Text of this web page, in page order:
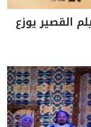
القصير يوزع